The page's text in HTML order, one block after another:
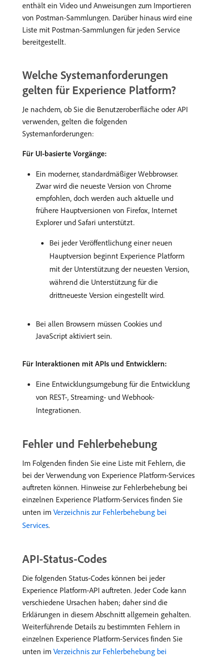
enthält ein Video und Anweisungen zum Importieren
von Postman-Sammlungen. Darüber hinaus wird eine
Liste mit Postman-Sammlungen für jeden Service
bereitgestellt.
Welche Systemanforderungen
gelten für Experience Platform?
Je nachdem, ob Sie die Benutzeroberfläche oder API
verwenden, gelten die folgenden
Systemanforderungen:
Für UI-basierte Vorgänge:
Ein moderner, standardmäßiger Webbrowser.
Zwar wird die neueste Version von Chrome
empfohlen, doch werden auch aktuelle und
frühere Hauptversionen von Firefox, Internet
Explorer und Safari unterstützt.
Bei jeder Veröffentlichung einer neuen
Hauptversion beginnt Experience Platform
mit der Unterstützung der neuesten Version,
während die Unterstützung für die
drittneueste Version eingestellt wird.
Bei allen Browsern müssen Cookies und
JavaScript aktiviert sein.
Für Interaktionen mit APIs und Entwicklern:
Eine Entwicklungsumgebung für die Entwicklung
von REST-, Streaming- und Webhook-
Integrationen.
Fehler und Fehlerbehebung
Im Folgenden finden Sie eine Liste mit Fehlern, die
bei der Verwendung von Experience Platform-Services
auftreten können. Hinweise zur Fehlerbehebung bei
einzelnen Experience Platform-Services finden Sie
unten im Verzeichnis zur Fehlerbehebung bei
Services.
API-Status-Codes
Die folgenden Status-Codes können bei jeder
Experience Platform-API auftreten. Jeder Code kann
verschiedene Ursachen haben; daher sind die
Erklärungen in diesem Abschnitt allgemein gehalten.
Weiterführende Details zu bestimmten Fehlern in
einzelnen Experience Platform-Services finden Sie
unten im Verzeichnis zur Fehlerbehebung bei